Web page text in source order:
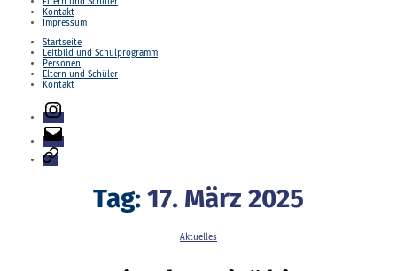
Kontakt
Impressum
Startseite
Leitbild und Schulprogramm
Personen
Eltern und Schüler
Kontakt
Instagram
E-
Mail
Login
Tag:17. März 2025
Kategorien
Aktuelles